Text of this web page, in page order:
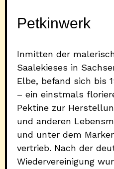
Petkinwerk
Inmitten der
Saalekieses in
Elbe, befand sich bis
– ein einstmals
Pektine zur
und anderen
und unter dem
vertrieb. Nach der
Wiedervereinigung